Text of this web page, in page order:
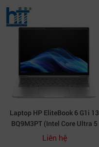
Laptop HP EliteBook 6 G1i 13
BQ9M3PT (Intel Core Ultra 5
225U | 16GB | 512GB | Intel
Graphics | 13.3 inch WUXGA |
Liên hệ